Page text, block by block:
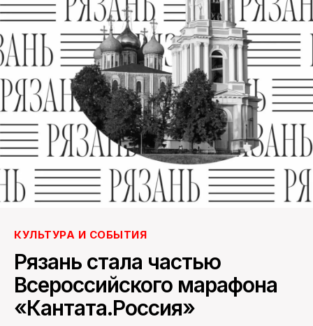
КУЛЬТУРА И СОБЫТИЯ
Рязань стала частью
Всероссийского марафона
«Кантата.Россия»